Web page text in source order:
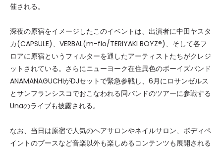
催される。
深夜の原宿をイメージしたこのイベントは、出演者に中田ヤスタ
カ(CAPSULE)、VERBAL(m-flo/TERIYAKI BOYZ®)、そして各フ
ロアに原宿というフィルターを通したアーティストたちがクレジ
ットされている。さらにニューヨーク在住異色のボーイズバンド
ANAMANAGUCHIがDJセットで緊急参戦し、6月にロサンゼルス
とサンフランシスコでおこなわれる同バンドのツアーに参戦する
Unaのライブも披露される。
なお、当日は原宿で人気のヘアサロンやネイルサロン、ボディペ
イントのブースなど音楽以外も楽しめるコンテンツも展開される